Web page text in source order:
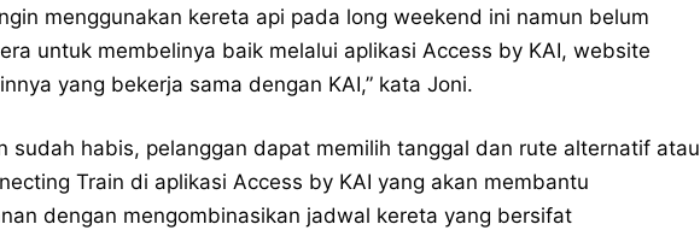
menggunakan kereta api pada long weekend ini namun belum
untuk membelinya baik melalui aplikasi Access by KAI, website
yang bekerja sama dengan KAI,” kata Joni.
sudah habis, pelanggan dapat memilih tanggal dan rute alternatif atau
Train di aplikasi Access by KAI yang akan membantu
dengan mengombinasikan jadwal kereta yang bersifat